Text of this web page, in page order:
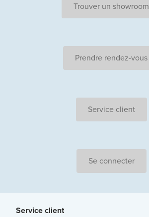
Trouver un showroom
Prendre rendez-vous
Service client
Se connecter
Service client